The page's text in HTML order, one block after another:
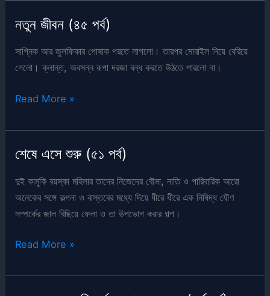
পর্ব)
নতুন জীবন (৪৫ পর্ব)
সাগ্নিক আর জুলফিকার পোষাক পরতে লাগলো। তারপর মোবাইল নিয়ে বেরিয়ে
গেলো। ক্লান্ত, অবসন্ন রূপা দরজা বন্ধ করতে উঠতে পারলো না।
নতুন
(৪৫
পর্ব)
Read More »
শেষে এসে শুরু (৫১ পর্ব)
দুই কামুকি বয়স্কা মহিলার তাদের নিজেদের বৌমা, নাতি ও পারিবারিক আরো
অনেকের সঙ্গে কল্পনা ও বাস্তবের মধ্যে দিয়ে ধীরে ধীরে এক নিষিদ্ধ যৌণ
সম্পর্কের জাল বিছিয়ে ফেলা ও তা উপভোগ করার গল্প।
শেষে
শুরু
Read More »